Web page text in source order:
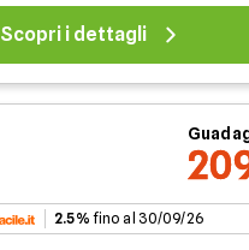
Scopri i dettagli
2.5% fino al 30/09/26